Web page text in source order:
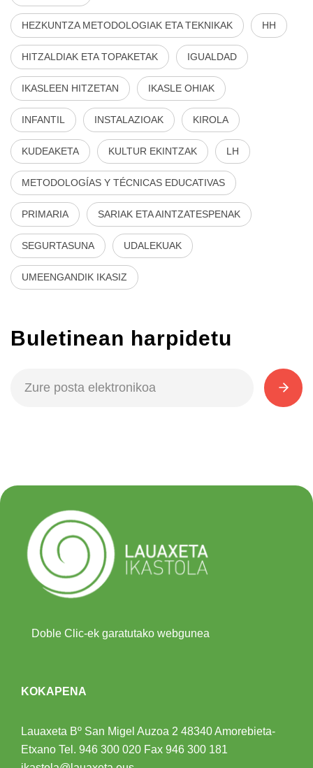
HEZKUNTZA METODOLOGIAK ETA TEKNIKAK HH
HITZALDIAK ETA TOPAKETAK IGUALDAD
IKASLEEN HITZETAN IKASLE OHIAK
INFANTIL INSTALAZIOAK KIROLA
KUDEAKETA KULTUR EKINTZAK LH
METODOLOGÍAS Y TÉCNICAS EDUCATIVAS
PRIMARIA SARIAK ETA AINTZATESPENAK
SEGURTASUNA UDALEKUAK
UMEENGANDIK IKASIZ
Buletinean harpidetu
Doble Clic-ek garatutako webgunea
KOKAPENA
Lauaxeta Bº San Migel Auzoa 2 48340 Amorebieta-
Etxano Tel. 946 300 020 Fax 946 300 181